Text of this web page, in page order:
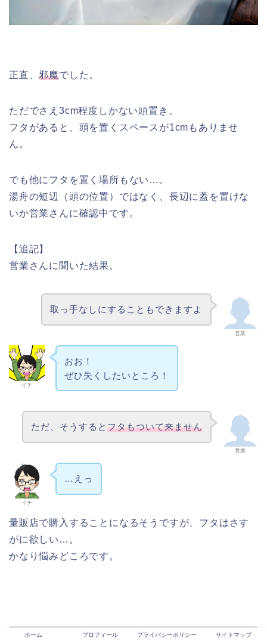
正直、邪魔でした。
ただでさえ3cm程度しかない頭置き。
フタがあると、頭を置くスペースが1cmもありませ
ん。
でも他にフタを置く場所もない…。
湯舟の短辺（頭の位置）ではなく、長辺に蓋を置けな
いか営業さんに確認中です。
【追記】
営業さんに聞いた結果。
営業
取っ手なしにすることもできますよ
イチ
おお！
ぜひ失くしたいところ！
営業
ただ、そうするとフタもついて来ません
イチ
…えっ
量販店で購入することになるそうですが、フタはさす
がに欲しい…。
かなり悩みどころです。
ホーム プロフィール プライバシーポリシー サイトマップ